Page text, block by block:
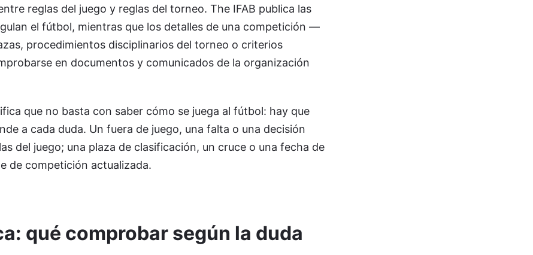
reglas del juego y reglas del torneo. The IFAB publica las
el fútbol, mientras que los detalles de una competición —
procedimientos disciplinarios del torneo o criterios
en documentos y comunicados de la organización
que no basta con saber cómo se juega al fútbol: hay que
a cada duda. Un fuera de juego, una falta o una decisión
del juego; una plaza de clasificación, un cruce o una fecha de
de competición actualizada.
qué comprobar según la duda